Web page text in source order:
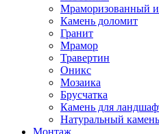
Мраморизованный
Камень доломит
Гранит
Мрамор
Травертин
Оникс
Мозаика
Брусчатка
Камень для
Натуральный
Монтаж